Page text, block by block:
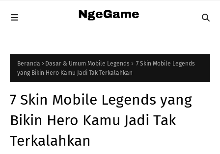
Beranda Dasar & Umum Mobile Legends
7 Skin Mobile Legends
yang Bikin Hero Kamu Jadi Tak Terkalahkan
7 Skin Mobile Legends yang
Bikin Hero Kamu Jadi Tak
Terkalahkan